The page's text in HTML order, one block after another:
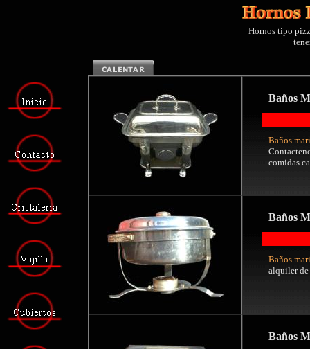
Hornos tipo
Baños
Baños
comidas
Baños
Baños
alquiler de
Baños